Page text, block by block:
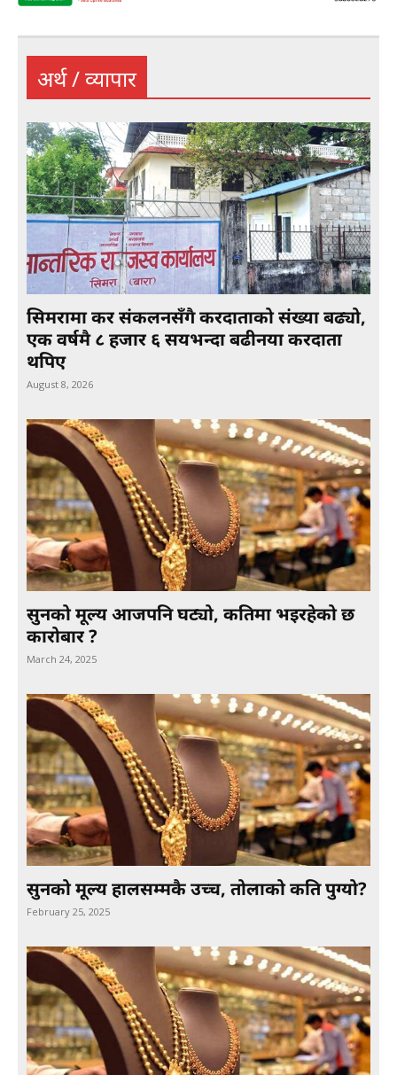
अर्थ / व्यापार
सिमरामा कर संकलनसँगै करदाताको संख्या बढ्यो,
एक वर्षमै ८ हजार ६ सयभन्दा बढीनया करदाता
थपिए
August 8, 2026
सुनको मूल्य आजपनि घट्यो, कतिमा भइरहेको छ
कारोबार ?
March 24, 2025
सुनको मूल्य हालसम्मकै उच्च, तोलाको कति पुग्यो?
February 25, 2025